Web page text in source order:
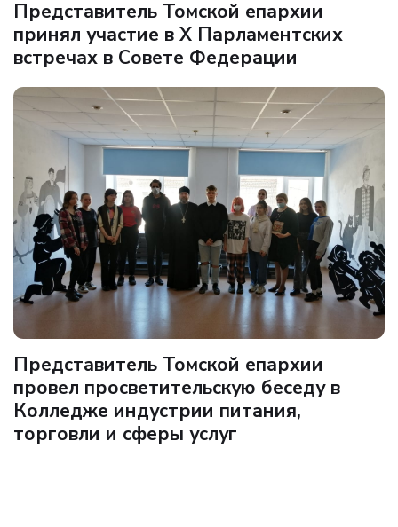
Представитель Томской епархии
принял участие в X Парламентских
встречах в Совете Федерации
Представитель Томской епархии
провел просветительскую беседу в
Колледже индустрии питания,
торговли и сферы услуг